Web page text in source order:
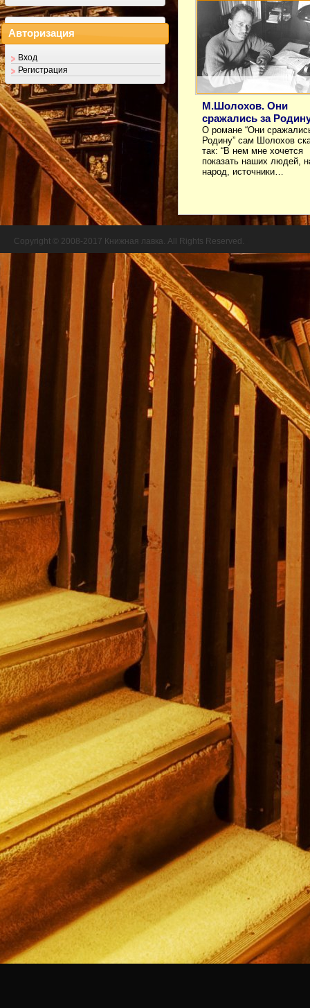
М.Шолохов. Они
сражались за
О романе “Они
Родину” сам Шолохов
так: “В нем мне хочется
показать наших людей,
народ, источники…
Авторизация
Вход
Регистрация
Copyright © 2008-2017 Книжная лавка. All Rights Reserved.